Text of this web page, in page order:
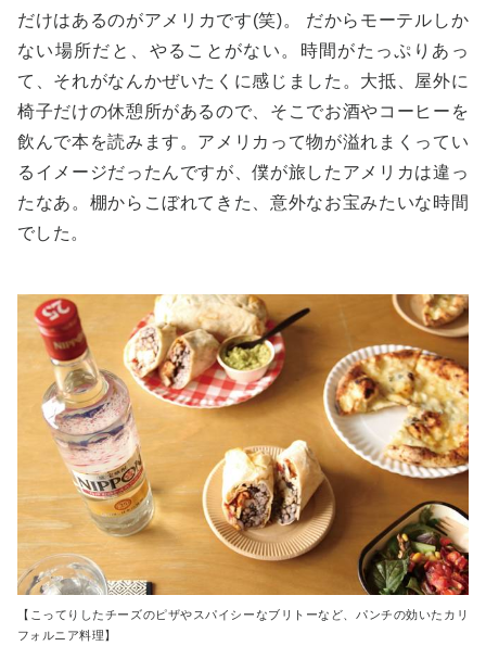
だけはあるのがアメリカです(笑)。 だからモーテルしか
ない場所だと、やることがない。時間がたっぷりあっ
て、それがなんかぜいたくに感じました。大抵、屋外に
椅子だけの休憩所があるので、そこでお酒やコーヒーを
飲んで本を読みます。アメリカって物が溢れまくってい
るイメージだったんですが、僕が旅したアメリカは違っ
たなあ。棚からこぼれてきた、意外なお宝みたいな時間
でした。
【こってりしたチーズのピザやスパイシーなブリトーなど、パンチの効いたカリ
フォルニア料理】